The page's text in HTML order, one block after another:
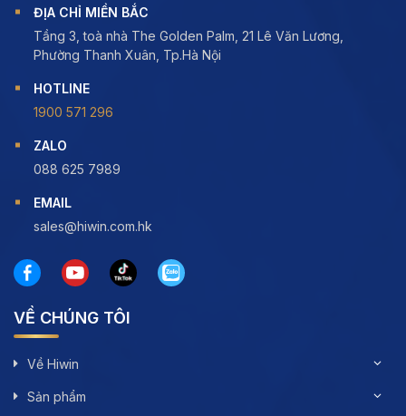
ĐỊA CHỈ MIỀN BẮC
Tầng 3, toà nhà The Golden Palm, 21 Lê Văn Lương,
Phường Thanh Xuân, Tp.Hà Nội
HOTLINE
1900 571 296
ZALO
088 625 7989
EMAIL
sales@hiwin.com.hk
VỀ CHÚNG TÔI
Về Hiwin
Sản phẩm